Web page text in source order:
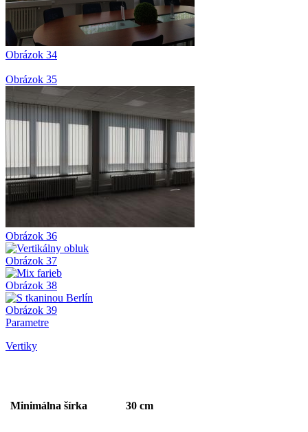
Obrázok 34
Obrázok 35
Obrázok 36
Obrázok 37
Obrázok 38
Obrázok 39
Parametre
Vertiky
Minimálna šírka 30 cm